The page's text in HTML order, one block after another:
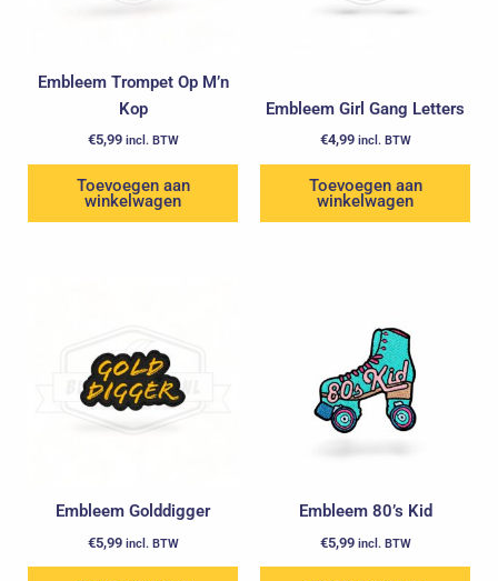
Embleem Trompet Op M’n
Kop
€5,99 incl. BTW
Toevoegen aan
winkelwagen
Embleem Girl Gang Letters
€4,99 incl. BTW
Toevoegen aan
winkelwagen
Embleem Golddigger
€5,99 incl. BTW
Embleem 80’s Kid
€5,99 incl. BTW